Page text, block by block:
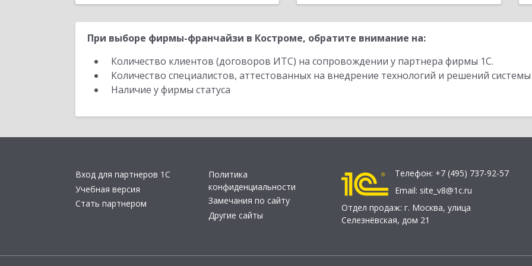
При выборе фирмы-франчайзи в Костроме, обратите внимание на:
Количество клиентов (договоров ИТС) на сопровождении у партнера фирмы 1С.
Количество специалистов, аттестованных на внедрение технологий и решений
Наличие у фирмы статуса
Вход для партнеров 1С
Учебная версия
Стать партнером
Политика
конфиденциальности
Замечания по сайту
Другие сайты
Телефон: +7 (495) 737-92-57
Email: site_v8@1c.ru
Отдел продаж: г. Москва, улица
Селезнёвская, дом 21